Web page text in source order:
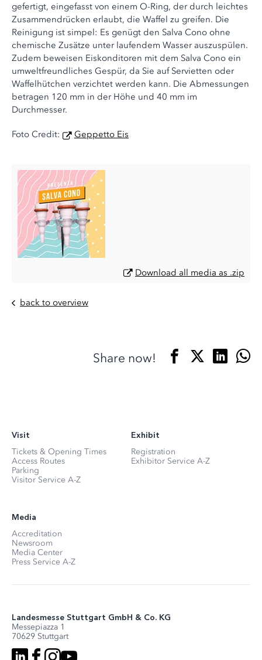
gefertigt, eingefasst von einem O-Ring, der durch leichtes
Zusammendrücken erlaubt, die Waffel zu greifen. Die
Reinigung ist simpel: Es genügt den Salva Cono ohne
chemische Zusätze unter laufendem Wasser auszuspülen.
Zudem beweisen Eiskonditoren mit dem Salva Cono ein
umweltfreundliches Gespür, da Sie auf Servietten oder
Waffelhütchen verzichtet werden kann. Die Abmessungen
betragen 120 mm in der Höhe und 40 mm im
Durchmesser.
Foto Credit: Geppetto Eis
Download all media as .zip
back to overview
Share now!
Visit
Tickets & Opening Times
Access Routes
Parking
Visitor Service A-Z
Exhibit
Registration
Exhibitor Service A-Z
Media
Accreditation
Newsroom
Media Center
Press Service A-Z
Landesmesse Stuttgart GmbH & Co. KG
Messepiazza 1
70629 Stuttgart